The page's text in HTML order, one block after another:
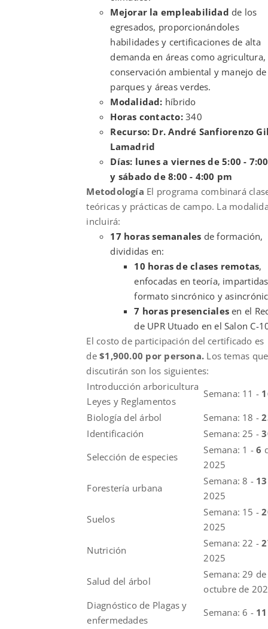
Mejorar la empleabilidad de los
egresados, proporcionándoles
habilidades y certificaciones de alta
demanda en áreas como agricultura,
conservación ambiental y manejo de
parques y áreas verdes.
Modalidad: híbrido
Horas contacto:340
Recurso: Dr. André Sanfiorenzo
Lamadrid
Días: lunes a viernes de 5:00 -
y sábado de 8:00 - 4:00 pm
Metodología El programa combinará
teóricas y prácticas de campo. La
incluirá:
17 horas semanales de formación,
divididas en:
10 horas de clases remotas,
enfocadas en teoría,
formato sincrónico y
7 horas presencialesen el
de UPR Utuado en el Salon C-
El costo de participación del certificado es
de$1,900.00 por persona. Los temas que
discutirán son los siguientes:
Introducción arboricultura
Leyes y Reglamentos
Semana: 11 -
Biología del árbol
Semana: 18 -
Identificación
Semana: 25 -
Selección de especies
Semana: 1 -6
2025
Forestería urbana
Semana: 8 -
2025
Suelos
Semana: 15 -
2025
Nutrición
Semana: 22 -
2025
Salud del árbol
Semana: 29
octubre de
Diagnóstico de Plagas y
enfermedades
Semana: 6 -